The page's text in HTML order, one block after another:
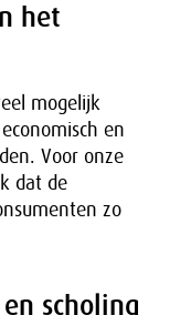
het
mogelijk
en
Voor onze
dat de
zo
scholing